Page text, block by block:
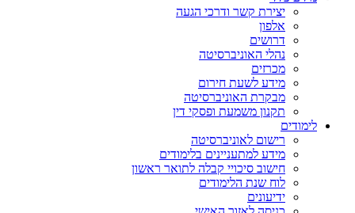
יצירת קשר ודרכי הגעה
אלפון
דרושים
נהלי האוניברסיטה
מכרזים
מידע לשעת חירום
מבקרת האוניברסיטה
תקנון משמעת ופסקי דין
לימודים
רישום לאוניברסיטה
מידע למתעניינים בלימודים
חישוב סיכויי קבלה לתואר ראשון
לוח שנת הלימודים
ידיעונים